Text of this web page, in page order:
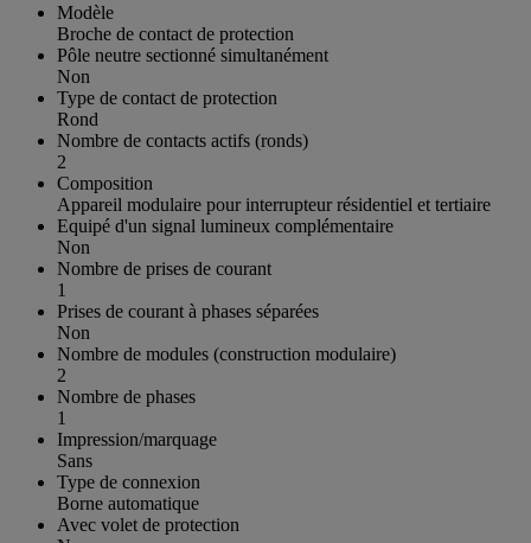
Modèle
Broche de contact de protection
Pôle neutre sectionné simultanément
Non
Type de contact de protection
Rond
Nombre de contacts actifs (ronds)
2
Composition
Appareil modulaire pour interrupteur résidentiel et tertiaire
Equipé d'un signal lumineux complémentaire
Non
Nombre de prises de courant
1
Prises de courant à phases séparées
Non
Nombre de modules (construction modulaire)
2
Nombre de phases
1
Impression/marquage
Sans
Type de connexion
Borne automatique
Avec volet de protection